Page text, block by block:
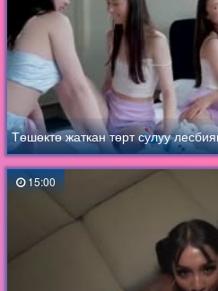
Төшөктө жаткан төрт сулуу
15:00